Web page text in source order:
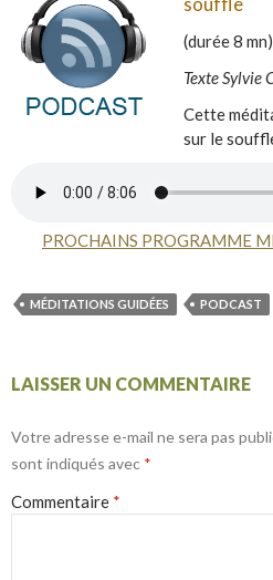
(durée 8 mn)
Texte Sylvie
Cette
sur le
PROCHAINS PROGRAMME
MÉDITATIONS GUIDÉES PODCAST
LAISSER UN COMMENTAIRE
Votre adresse e-mail ne sera pas
sont indiqués avec *
Commentaire *